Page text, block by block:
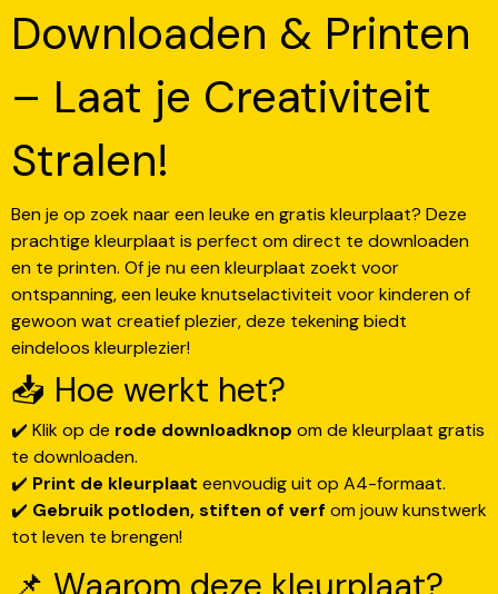
Downloaden & Printen
– Laat je Creativiteit
Stralen!
Ben je op zoek naar een leuke en gratis kleurplaat? Deze
prachtige kleurplaat is perfect om direct te downloaden
en te printen. Of je nu een kleurplaat zoekt voor
ontspanning, een leuke knutselactiviteit voor kinderen of
gewoon wat creatief plezier, deze tekening biedt
eindeloos kleurplezier!
📥 Hoe werkt het?
✔️ Klik op de rode downloadknop om de kleurplaat gratis
te downloaden.
✔️ Print de kleurplaat eenvoudig uit op A4-formaat.
✔️ Gebruik potloden, stiften of verf om jouw kunstwerk
tot leven te brengen!